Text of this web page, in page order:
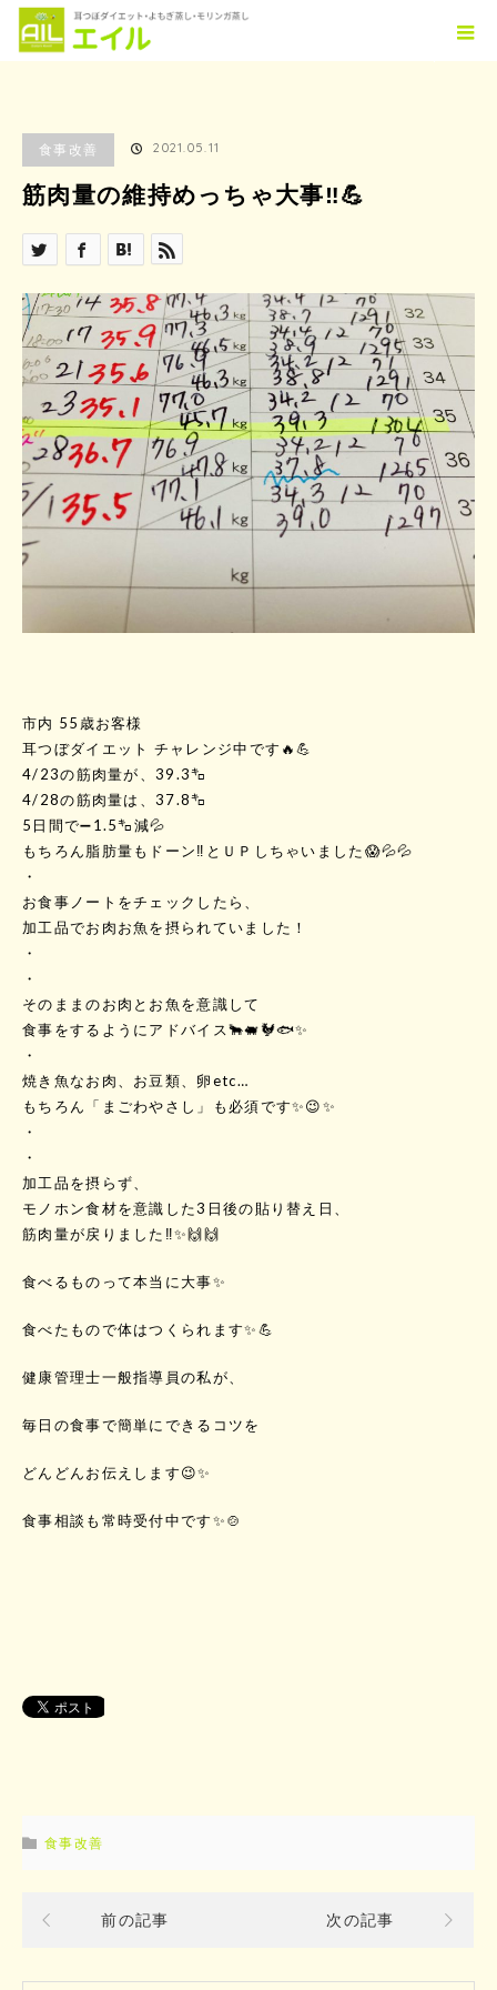
ホーム
ブログ
食事改善 筋肉量の維持めっちゃ大事‼️💪
食事改善 2021.05.11
筋肉量の維持めっちゃ大事‼️💪
市内 55歳お客様
耳つぼダイエット チャレンジ中です🔥💪
4/23の筋肉量が、39.3㌔
4/28の筋肉量は、37.8㌔
5日間で➖1.5㌔減💦
もちろん脂肪量もドーン‼️とＵＰしちゃいました😱💦💦
・
お食事ノートをチェックしたら、
加工品でお肉お魚を摂られていました！
・
・
そのままのお肉とお魚を意識して
食事をするようにアドバイス🐂🐖🐓🐟✨
・
焼き魚なお肉、お豆類、卵etc…
もちろん「まごわやさし」も必須です✨😉✨
・
・
加工品を摂らず、
モノホン食材を意識した3日後の貼り替え日、
筋肉量が戻りました‼️✨🙌🙌
食べるものって本当に大事✨
食べたもので体はつくられます✨💪
健康管理士一般指導員の私が、
毎日の食事で簡単にできるコツを
どんどんお伝えします😉✨
食事相談も常時受付中です✨🍲
食事改善
前の記事 次の記事